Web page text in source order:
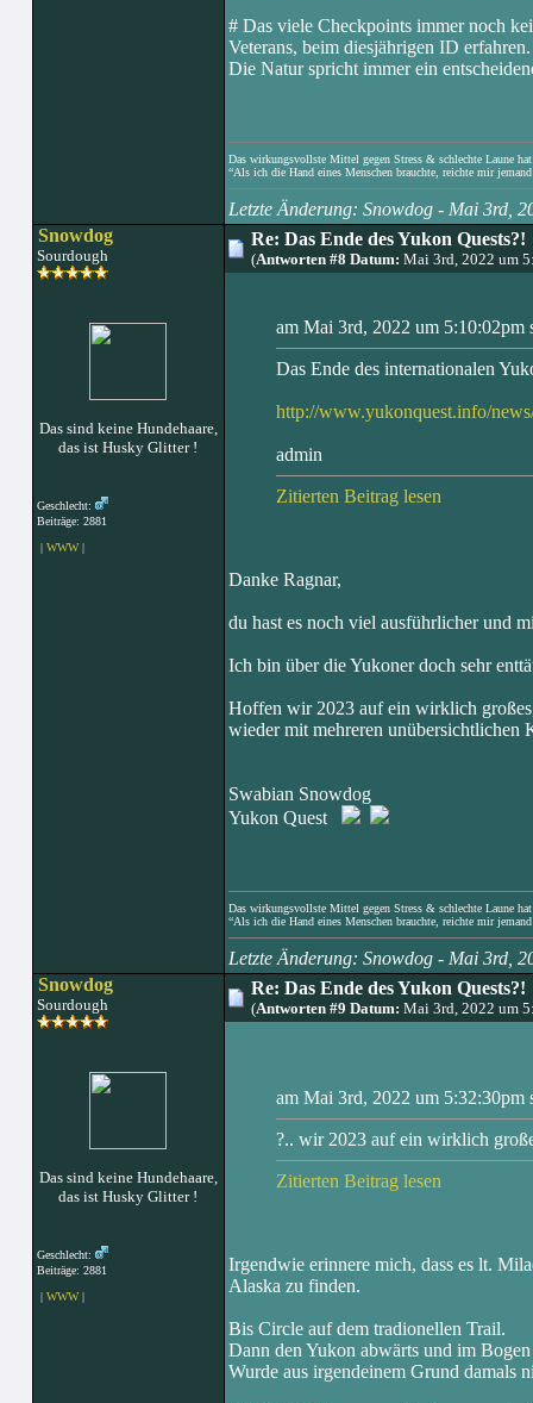
# Das viele Checkpoints immer noch
Veterans, beim diesjährigen ID erfahren.
Die Natur spricht immer ein
Das wirkungsvollste Mittel gegen Stress & schlechte Laune
“Als ich die Hand eines Menschen brauchte, reichte mir jemand
Letzte Änderung: Snowdog - Mai 3rd,
Snowdog
Sourdough
Das sind keine Hundehaare,
das ist Husky Glitter !
Geschlecht:
Beiträge: 2881
| WWW|
Re: Das Ende des Yukon Quests?!
(Antworten #8 Datum: Mai 3rd, 2022 um
am Mai 3rd, 2022 um 5:10:02pm
Das Ende des internationalen
http://www.yukonquest.info/
admin
Zitierten Beitrag lesen
Danke Ragnar,
du hast es noch viel ausführlicher und
Ich bin über die Yukoner doch sehr
Hoffen wir 2023 auf ein wirklich
wieder mit mehreren unübersichtlichen
Swabian Snowdog
Yukon Quest
Das wirkungsvollste Mittel gegen Stress & schlechte Laune
“Als ich die Hand eines Menschen brauchte, reichte mir jemand
Letzte Änderung: Snowdog - Mai 3rd,
Snowdog
Sourdough
Das sind keine Hundehaare,
das ist Husky Glitter !
Geschlecht:
Beiträge: 2881
| WWW|
Re: Das Ende des Yukon Quests?!
(Antworten #9 Datum: Mai 3rd, 2022 um
am Mai 3rd, 2022 um 5:32:30pm
?.. wir 2023 auf ein wirklich
Zitierten Beitrag lesen
Irgendwie erinnere mich, dass es lt.
Alaska zu finden.
Bis Circle auf dem tradionellen Trail.
Dann den Yukon abwärts und im
Wurde aus irgendeinem Grund damals